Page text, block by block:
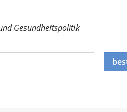
Gesundheitspolitik